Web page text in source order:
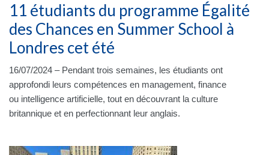
11 étudiants du programme Égalité
des Chances en Summer School à
Londres cet été
16/07/2024 – Pendant trois semaines, les étudiants ont
approfondi leurs compétences en management, finance
ou intelligence artificielle, tout en découvrant la culture
britannique et en perfectionnant leur anglais.